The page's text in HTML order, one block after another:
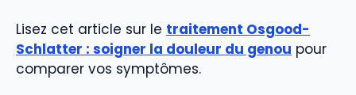
Lisez cet article sur le traitement Osgood-
Schlatter : soigner la douleur du genou pour
comparer vos symptômes.